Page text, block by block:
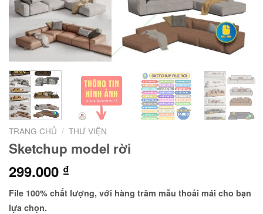
TRANG CHỦ / THƯ VIỆN
Sketchup model rời
299.000 ₫
File 100% chất lượng, với hàng trăm mẫu thoải mái cho bạn
lựa chọn.